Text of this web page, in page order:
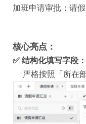
加班申请审批；请
核心亮点：
✅ 结构化填写字段：
严格按照「所在